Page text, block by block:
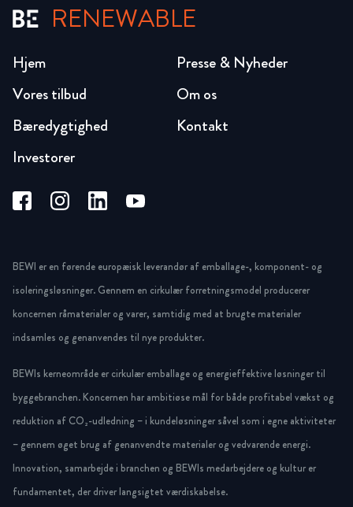
RENEWABLE
Hjem
Vores tilbud
Bæredygtighed
Investorer
Presse & Nyheder
Om os
Kontakt
BEWI er en førende europæisk leverandør af emballage-, komponent- og
isoleringsløsninger. Gennem en cirkulær forretningsmodel producerer
koncernen råmaterialer og varer, samtidig med at brugte materialer
indsamles og genanvendes til nye produkter.
BEWIs kerneområde er cirkulær emballage og energieffektive løsninger til
byggebranchen. Koncernen har ambitiøse mål for både profitabel vækst og
reduktion af CO₂-udledning – i kundeløsninger såvel som i egne aktiviteter
– gennem øget brug af genanvendte materialer og vedvarende energi.
Innovation, samarbejde i branchen og BEWIs medarbejdere og kultur er
fundamentet, der driver langsigtet værdiskabelse.